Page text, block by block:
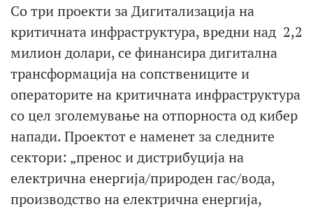
Со три проекти за Дигитализација на
критичната инфраструктура, вредни над 2,2
милион долари, се финансира дигитална
трансформација на сопствениците и
операторите на критичната инфраструктура
со цел зголемување на отпорноста од кибер
напади. Проектот е наменет за следните
сектори: „пренос и дистрибуција на
електрична енергија/природен гас/вода,
производство на електрична енергија,